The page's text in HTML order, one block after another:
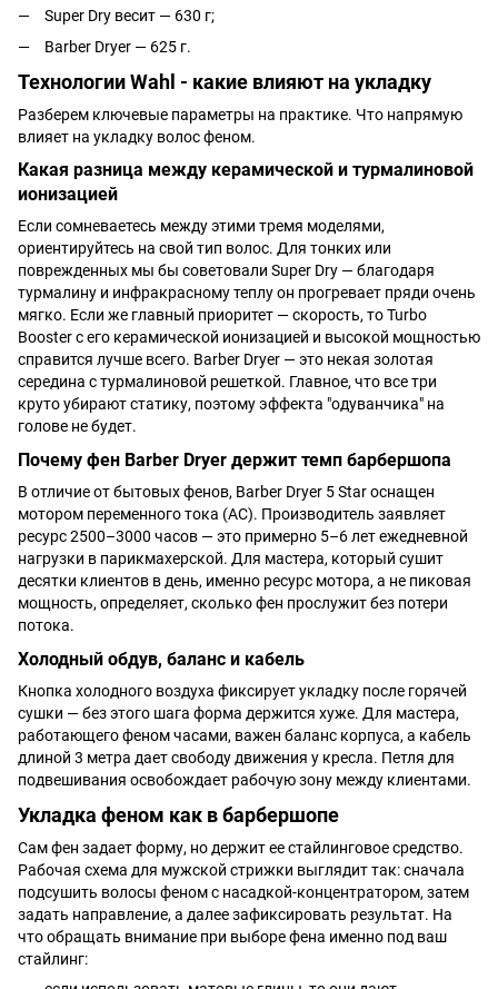
Super Dry весит — 630 г;
Barber Dryer — 625 г.
Технологии Wahl - какие влияют на укладку
Разберем ключевые параметры на практике. Что напрямую
влияет на укладку волос феном.
Какая разница между керамической и турмалиновой
ионизацией
Если сомневаетесь между этими тремя моделями,
ориентируйтесь на свой тип волос. Для тонких или
поврежденных мы бы советовали Super Dry — благодаря
турмалину и инфракрасному теплу он прогревает пряди очень
мягко. Если же главный приоритет — скорость, то Turbo
Booster с его керамической ионизацией и высокой мощностью
справится лучше всего. Barber Dryer — это некая золотая
середина с турмалиновой решеткой. Главное, что все три
круто убирают статику, поэтому эффекта "одуванчика" на
голове не будет.
Почему фен Barber Dryer держит темп барбершопа
В отличие от бытовых фенов, Barber Dryer 5 Star оснащен
мотором переменного тока (AC). Производитель заявляет
ресурс 2500–3000 часов — это примерно 5–6 лет ежедневной
нагрузки в парикмахерской. Для мастера, который сушит
десятки клиентов в день, именно ресурс мотора, а не пиковая
мощность, определяет, сколько фен прослужит без потери
потока.
Холодный обдув, баланс и кабель
Кнопка холодного воздуха фиксирует укладку после горячей
сушки — без этого шага форма держится хуже. Для мастера,
работающего феном часами, важен баланс корпуса, а кабель
длиной 3 метра дает свободу движения у кресла. Петля для
подвешивания освобождает рабочую зону между клиентами.
Укладка феном как в барбершопе
Сам фен задает форму, но держит ее стайлинговое средство.
Рабочая схема для мужской стрижки выглядит так: сначала
подсушить волосы феном с насадкой-концентратором, затем
задать направление, а далее зафиксировать результат. На
что обращать внимание при выборе фена именно под ваш
стайлинг: